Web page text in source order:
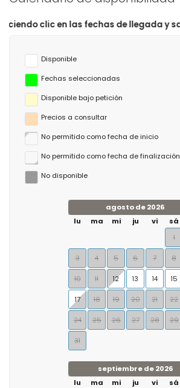
de llegada y salida deseadas!
Disponible
Fechas seleccionadas
Disponible bajo petición
Precios a consultar
No permitido como fecha de inicio
No permitido como fecha de finalización
No disponible
agosto de 2026
lu
ma mi ju vi sá
1
3 4 5 6 7 8
10 11 12 13 14 15
17 18 19 20 21 22
24 25 26 27 28 29
31
septiembre de 2026
lu
ma mi ju vi sá